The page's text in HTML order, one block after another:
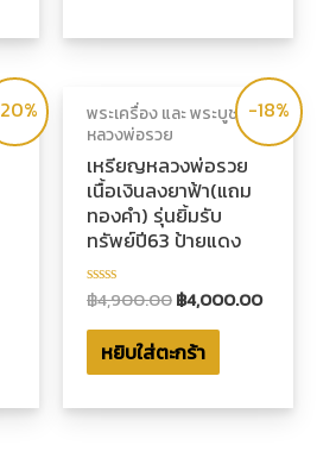
-18%
พระเครื่อง และ พระบูชา
หลวงพ่อรวย
เหรียญหลวงพ่อรวย
เนื้อเงินลงยาฟ้า(แถม
ทองคำ) รุ่นยิ้มรับ
ทรัพย์ปี63 ป้ายแดง
ให้
คะแนน
0
ตั้งแต่
5
฿4,900.00฿4,000.00
หยิบใส่ตะกร้า